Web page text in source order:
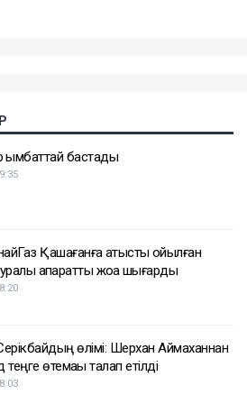
бастады
Қашағанға қатысты қойылған
ақпаратты жоққа шығарды
өлімі: Шерхан Аймаханнан
өтемақы талап етілді